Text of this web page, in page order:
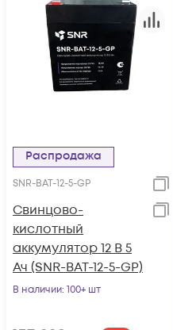
Распродажа
SNR-BAT-12-5-GP
Свинцово-
кислотный
аккумулятор 12 В 5
Ач (SNR-BAT-12-5-GP)
В наличии: 100+ шт